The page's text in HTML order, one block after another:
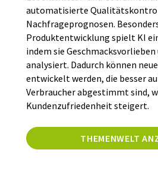
automatisierte
Nachfrageprognosen.
Produktentwicklung spielt KI
indem sie
analysiert. Dadurch können
entwickelt werden, die besser
Verbraucher abgestimmt sind,
Kundenzufriedenheit steigert.
THEMENWELT